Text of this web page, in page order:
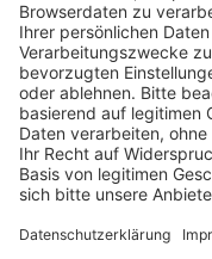
Veröffentlicht:
Anzeige
Nach ersten Zahlen
Gewerbesteuer hier
um 10 Prozent